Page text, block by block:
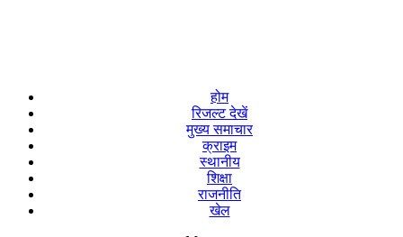
होम
रिजल्ट देखें
मुख्य समाचार
क्राइम
स्थानीय
शिक्षा
राजनीति
खेल